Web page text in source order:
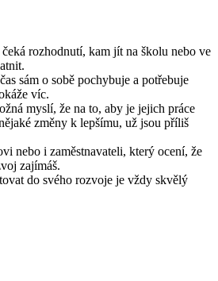
rozhodnutí, kam jít na školu nebo ve
sám o sobě pochybuje a potřebuje
víc.
myslí, že na to, aby je jejich práce
změny k lepšímu, už jsou příliš
nebo i zaměstnavateli, který ocení, že
zajímáš.
do svého rozvoje je vždy skvělý